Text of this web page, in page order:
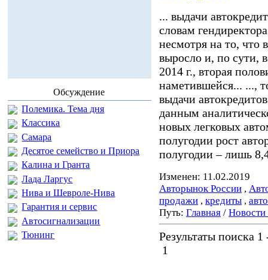
Обсуждение
Полемика. Тема дня
Классика
Самара
Десятое семейство и Приора
Калина и Гранта
Лада Ларгус
Нива и Шевроле-Нива
Гарантия и сервис
Автосигнализации
Тюнинг
... выдачи
словам
несмотря на то, что
выросло и, по сути,
2014 г., вторая
наметившейся... ...,
выдачи
данным
новых легковых
полугодии рост
полугодии – лишь
Изменен: 11.02.2019
Авторынок России ,
продажи , кредиты ,
Путь: Главная /
Результаты поиска 1
1